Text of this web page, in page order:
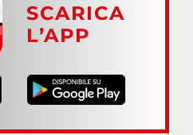
SCARICA
L’APP